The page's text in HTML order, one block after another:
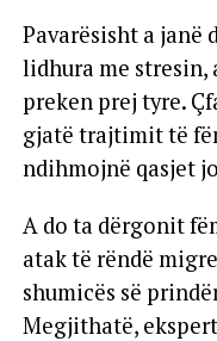
Pavarësisht a janë
lidhura me stresin,
preken prej tyre.
gjatë trajtimit të
ndihmojnë qasjet
A do ta dërgonit
atak të rëndë
shumicës së
Megjithatë,